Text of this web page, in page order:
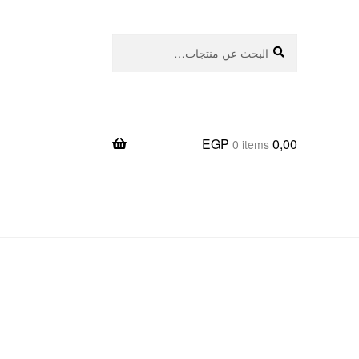
عن:
0,00
EGP 0 items